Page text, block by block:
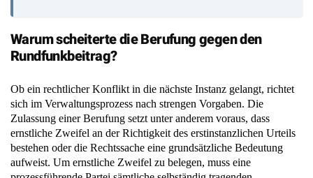
Warum scheiterte die Berufung gegen den
Rundfunkbeitrag?
Ob ein rechtlicher Konflikt in die nächste Instanz gelangt, richtet
sich im Verwaltungsprozess nach strengen Vorgaben. Die
Zulassung einer Berufung setzt unter anderem voraus, dass
ernstliche Zweifel an der Richtigkeit des erstinstanzlichen Urteils
bestehen oder die Rechtssache eine grundsätzliche Bedeutung
aufweist. Um ernstliche Zweifel zu belegen, muss eine